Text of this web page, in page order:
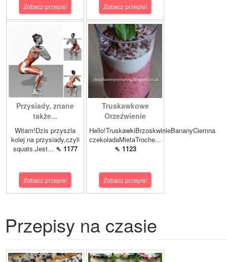
Zobacz przepis! Zobacz przepis!
Przysiady, znane
także...
Witam!Dzis przyszla
kolej na przysiady,czyli
squats.Jest... ⇖ 1177
Zobacz przepis!
Truskawkowe
Orzeźwienie
Hello!TruskawkiBrzoskwinieBananyCiemna
czekoladaMietaTroche...
⇖ 1123
Zobacz przepis!
Przepisy na czasie